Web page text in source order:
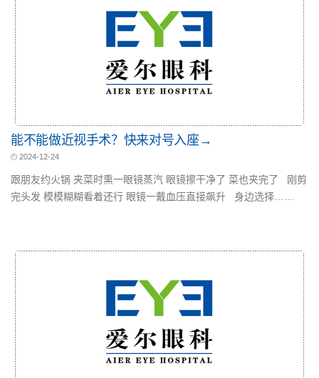
能不能做近视手术？快来对号入座→
2024-12-24
跟朋友约火锅 夹菜时熏一眼镜蒸汽 眼镜擦干净了 菜也夹完了 刚剪
完头发 模模糊糊看着还行 眼镜一戴血压直接飙升 身边选择……